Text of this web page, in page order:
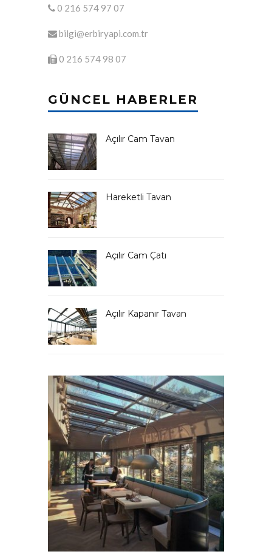
0 216 574 97 07
bilgi@erbiryapi.com.tr
0 216 574 98 07
GÜNCEL HABERLER
Açılır Cam Tavan
Hareketli Tavan
Açılır Cam Çatı
Açılır Kapanır Tavan